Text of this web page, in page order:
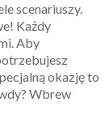
scenariuszy.
Każdy
Aby
okazję to
Wbrew